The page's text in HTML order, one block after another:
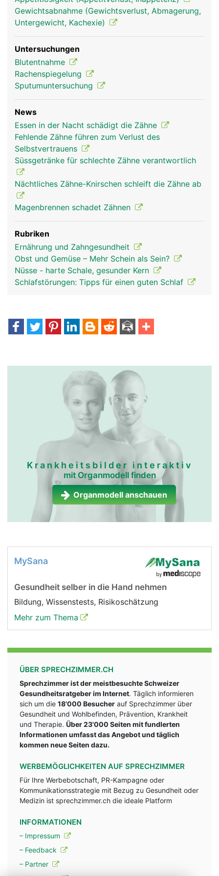
die über die Wurzelkanäle in die Zahnhöhle
gelangen. Der Zahnfleischrand ist nicht mit dem
Zahnschmelz verwachsen, sondern erst mit der
tiefer liegenden Wurzelhaut, wodurch sich im
Bereich des Zahnhalses eine natürliche
Zahnfleischtasche bildet, die normalerweise
maximal zwei bis drei Millimeter tief ist.
Gewichtsabnahme (Gewichtsverlust, Abmagerung,
Untergewicht, Kachexie)
Untersuchungen
Blutentnahme
Rachenspiegelung
Sputumuntersuchung
News
Essen in der Nacht schädigt die Zähne
Fehlende Zähne führen zum Verlust des
Selbstvertrauens
Süssgetränke für schlechte Zähne verantwortlich
Nächtliches Zähne-Knirschen schleift die Zähne ab
Magenbrennen schadet Zähnen
Rubriken
Ernährung und Zahngesundheit
Obst und Gemüse – Mehr Schein als Sein?
Nüsse - harte Schale, gesunder Kern
Schlafstörungen: Tipps für einen guten Schlaf
Krankheitsbilder interaktiv
mit Organmodell finden
Organmodell anschauen
MySana
Gesundheit selber in die Hand nehmen
Bildung, Wissenstests, Risikoschätzung
Mehr zum Thema
ÜBER SPRECHZIMMER.CH
Sprechzimmer ist der meistbesuchte Schweizer
Gesundheitsratgeber im Internet. Täglich informieren
sich um die 18'000 Besucher auf Sprechzimmer über
Gesundheit und Wohlbefinden, Prävention, Krankheit
und Therapie. Über 23'000 Seiten mit fundlerten
Informationen umfasst das Angebot und täglich
kommen neue Seiten dazu.
WERBEMÖGLICHKEITEN AUF SPRECHZIMMER
Für Ihre Werbebotschaft, PR-Kampagne oder
Kommunikationsstrategie mit Bezug zu Gesundheit oder
Medizin ist sprechzimmer.ch die ideale Platform
INFORMATIONEN
– Impressum
– Feedback
– Partner